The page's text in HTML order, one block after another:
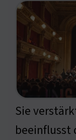
Sie
beeinflusst